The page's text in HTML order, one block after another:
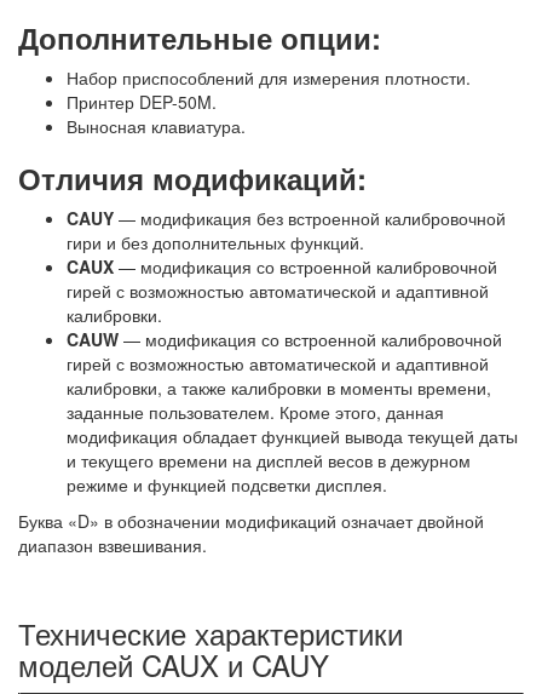
Дополнительные опции:
Набор приспособлений для измерения плотности.
Принтер DEP-50M.
Выносная клавиатура.
Отличия модификаций:
CAUY — модификация без встроенной калибровочной
гири и без дополнительных функций.
CAUX — модификация со встроенной калибровочной
гирей с возможностью автоматической и адаптивной
калибровки.
CAUW — модификация со встроенной калибровочной
гирей с возможностью автоматической и адаптивной
калибровки, а также калибровки в моменты времени,
заданные пользователем. Кроме этого, данная
модификация обладает функцией вывода текущей даты
и текущего времени на дисплей весов в дежурном
режиме и функцией подсветки дисплея.
Буква «D» в обозначении модификаций означает двойной
диапазон взвешивания.
Технические характеристики
моделей CAUX и CAUY